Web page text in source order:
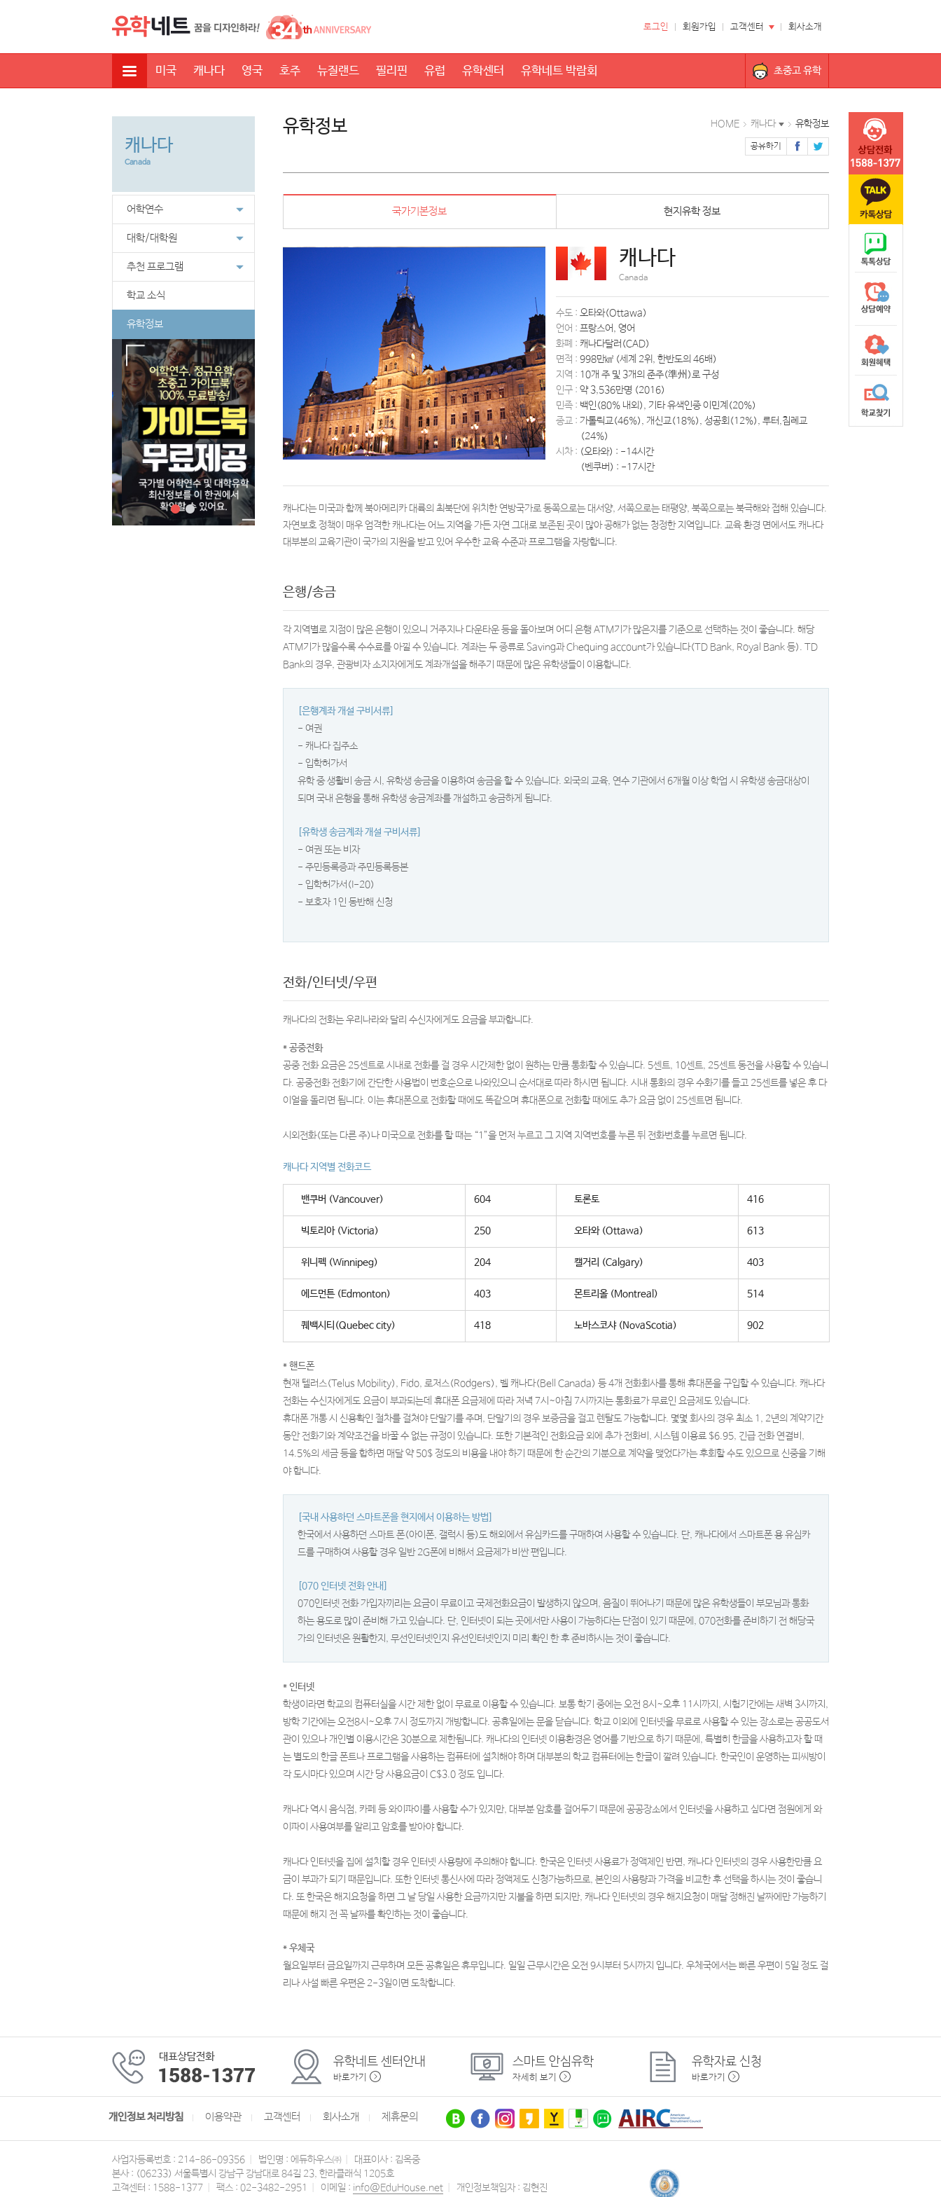
로그인 회원가입 고객센터 회사소개
미국 캐나다 영국 호주 뉴질랜드 필리핀 유럽 유학센터 유학네트 박람회 초중고 유학
캐나다
Canada
어학연수
대학/대학원
추천 프로그램
학교 소식
유학정보
HOME 캐나다 유학정보
공유하기
유학정보
국가기본정보 현지유학 정보
캐나다
Canada
수도 : 오타와(Ottawa)
언어 : 프랑스어, 영어
화폐 : 캐나다달러(CAD)
면적 : 998만㎢ (세계 2위, 한반도의 46배)
지역 : 10개 주 및 3개의 준주(準州)로 구성
인구 : 약 3,536만명 (2016)
민족 : 백인(80% 내외), 기타 유색인종 이민계(20%)
종교 : 가톨릭교(46%), 개신교(18%), 성공회(12%), 루터,침례교
(24%)
시차 : (오타와) : -14시간
(벤쿠버) : -17시간
캐나다는 미국과 함께 북아메리카 대륙의 최북단에 위치한 연방국가로 동쪽으로는 대서양, 서쪽으로는 태평양, 북쪽으로는 북극해와 접해 있습니다.
자연보호 정책이 매우 엄격한 캐나다는 어느 지역을 가든 자연 그대로 보존된 곳이 많아 공해가 없는 청정한 지역입니다. 교육 환경 면에서도 캐나다
대부분의 교육기관이 국가의 지원을 받고 있어 우수한 교육 수준과 프로그램을 자랑합니다.
은행/송금
각 지역별로 지점이 많은 은행이 있으니 거주지나 다운타운 등을 돌아보며 어디 은행 ATM기가 많은지를 기준으로 선택하는 것이 좋습니다. 해당
ATM기가 많을수록 수수료를 아낄 수 있습니다. 계좌는 두 종류로 Saving과 Chequing account가 있습니다(TD Bank, Royal Bank 등). TD
Bank의 경우, 관광비자 소지자에게도 계좌개설을 해주기 때문에 많은 유학생들이 이용합니다.
[은행계좌 개설 구비서류]
- 여권
- 캐나다 집주소
- 입학허가서
유학 중 생활비 송금 시, 유학생 송금을 이용하여 송금을 할 수 있습니다. 외국의 교육, 연수 기관에서 6개월 이상 학업 시 유학생 송금대상이
되며 국내 은행을 통해 유학생 송금계좌를 개설하고 송금하게 됩니다.
[유학생 송금계좌 개설 구비서류]
- 여권 또는 비자
- 주민등록증과 주민등록등본
- 입학허가서(I-20)
- 보호자 1인 동반해 신청
전화/인터넷/우편
캐나다의 전화는 우리나라와 달리 수신자에게도 요금을 부과합니다.
* 공중전화
공중 전화 요금은 25센트로 시내로 전화를 걸 경우 시간제한 없이 원하는 만큼 통화할 수 있습니다. 5센트, 10센트, 25센트 동전을 사용할 수 있습니
다. 공중전화 전화기에 간단한 사용법이 번호순으로 나와있으니 순서대로 따라 하시면 됩니다. 시내 통화의 경우 수화기를 들고 25센트를 넣은 후 다
이얼을 돌리면 됩니다. 이는 휴대폰으로 전화할 때에도 똑같으며 휴대폰으로 전화할 때에도 추가 요금 없이 25센트면 됩니다.
시외전화(또는 다른 주)나 미국으로 전화를 할 때는 “1”을 먼저 누르고 그 지역 지역번호를 누른 뒤 전화번호를 누르면 됩니다.
캐나다 지역별 전화코드
밴쿠버 (Vancouver) 604 토론토 416
빅토리아 (Victoria) 250 오타와 (Ottawa) 613
위니펙 (Winnipeg) 204 캘거리 (Calgary) 403
에드먼튼 (Edmonton) 403 몬트리올 (Montreal) 514
퀘백시티(Quebec city) 418 노바스코샤 (NovaScotia) 902
* 핸드폰
현재 텔러스(Telus Mobility), Fido, 로저스(Rodgers), 벨 캐나다(Bell Canada) 등 4개 전화회사를 통해 휴대폰을 구입할 수 있습니다. 캐나다
전화는 수신자에게도 요금이 부과되는데 휴대폰 요금제에 따라 저녁 7시~아침 7시까지는 통화료가 무료인 요금제도 있습니다.
휴대폰 개통 시 신용확인 절차를 걸쳐야 단말기를 주며, 단말기의 경우 보증금을 걸고 렌탈도 가능합니다. 몇몇 회사의 경우 최소 1, 2년의 계약기간
동안 전화기와 계약조건을 바꿀 수 없는 규정이 있습니다. 또한 기본적인 전화요금 외에 추가 전화비, 시스템 이용료 $6.95, 긴급 전화 연결비,
14.5%의 세금 등을 합하면 매달 약 50$ 정도의 비용을 내야 하기 때문에 한 순간의 기분으로 계약을 맺었다가는 후회할 수도 있으므로 신중을 기해
야 합니다.
[국내 사용하던 스마트폰을 현지에서 이용하는 방법]
한국에서 사용하던 스마트 폰(아이폰, 갤럭시 등)도 해외에서 유심카드를 구매하여 사용할 수 있습니다. 단, 캐나다에서 스마트폰 용 유심카
드를 구매하여 사용할 경우 일반 2G폰에 비해서 요금제가 비싼 편입니다.
[070 인터넷 전화 안내]
070인터넷 전화 가입자끼리는 요금이 무료이고 국제전화요금이 발생하지 않으며, 음질이 뛰어나기 때문에 많은 유학생들이 부모님과 통화
하는 용도로 많이 준비해 가고 있습니다. 단, 인터넷이 되는 곳에서만 사용이 가능하다는 단점이 있기 때문에, 070전화를 준비하기 전 해당국
가의 인터넷은 원활한지, 무선인터넷인지 유선인터넷인지 미리 확인 한 후 준비하시는 것이 좋습니다.
* 인터넷
학생이라면 학교의 컴퓨터실을 시간 제한 없이 무료로 이용할 수 있습니다. 보통 학기 중에는 오전 8시~오후 11시까지, 시험기간에는 새벽 3시까지,
방학 기간에는 오전8시~오후 7시 정도까지 개방합니다. 공휴일에는 문을 닫습니다. 학교 이외에 인터넷을 무료로 사용할 수 있는 장소로는 공공도서
관이 있으나 개인별 이용시간은 30분으로 제한됩니다. 캐나다의 인터넷 이용환경은 영어를 기반으로 하기 때문에, 특별히 한글을 사용하고자 할 때
는 별도의 한글 폰트나 프로그램을 사용하는 컴퓨터에 설치해야 하며 대부분의 학교 컴퓨터에는 한글이 깔려 있습니다. 한국인이 운영하는 피씨방이
각 도시마다 있으며 시간 당 사용요금이 C$3.0 정도 입니다.
캐나다 역시 음식점, 카페 등 와이파이를 사용할 수가 있지만, 대부분 암호를 걸어두기 때문에 공공장소에서 인터넷을 사용하고 싶다면 점원에게 와
이파이 사용여부를 알리고 암호를 받아야 합니다.
캐나다 인터넷을 집에 설치할 경우 인터넷 사용량에 주의해야 합니다. 한국은 인터넷 사용료가 정액제인 반면, 캐나다 인터넷의 경우 사용한만큼 요
금이 부과가 되기 때문입니다. 또한 인터넷 통신사에 따라 정액제도 신청가능하므로, 본인의 사용량과 가격을 비교한 후 선택을 하시는 것이 좋습니
다. 또 한국은 해지요청을 하면 그 날 당일 사용한 요금까지만 지불을 하면 되지만, 캐나다 인터넷의 경우 해지요청이 매달 정해진 날짜에만 가능하기
때문에 해지 전 꼭 날짜를 확인하는 것이 좋습니다.
* 우체국
월요일부터 금요일까지 근무하며 모든 공휴일은 휴무입니다. 일일 근무시간은 오전 9시부터 5시까지 입니다. 우체국에서는 빠른 우편이 5일 정도 걸
리나 사설 빠른 우편은 2-3일이면 도착합니다.
유학네트 센터안내
바로가기
스마트 안심유학
자세히 보기
유학자료 신청
바로가기
개인정보 처리방침 이용약관 고객센터 회사소개 제휴문의
사업자등록번호 : 214-86-09356 법인명 : 에듀하우스㈜
대표이사 : 김옥중
본사 : (06233) 서울특별시 강남구 강남대로 84길 23, 한라클래식 1205호
고객센터 : 1588-1377
팩스 : 02-3482-2951 이메일 : info@EduHouse.net
개인정보책임자 : 김현진